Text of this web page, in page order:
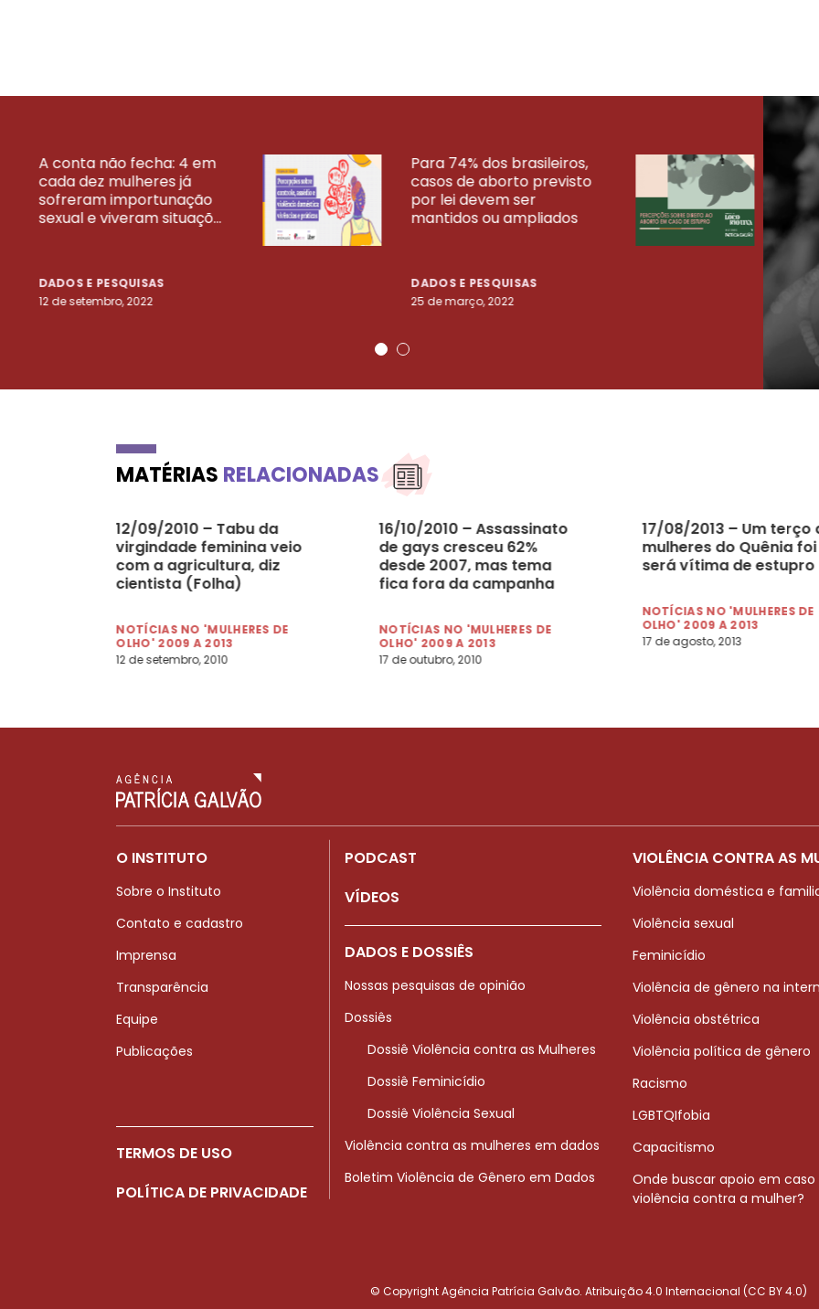
A conta não fecha: 4 em
cada dez mulheres já
sofreram importunação
sexual e viveram situaçõ...
DADOS E PESQUISAS
12 de setembro, 2022
Para 74% dos brasileiros,
casos de aborto previsto
por lei devem ser
mantidos ou ampliados
DADOS E PESQUISAS
25 de março, 2022
23
VEJA MAIS PESQUISAS
MATÉRIAS RELACIONADAS
12/09/2010 – Tabu da
virgindade feminina veio
com a agricultura, diz
cientista (Folha)
NOTÍCIAS NO 'MULHERES DE
OLHO' 2009 A 2013
12 de setembro, 2010
16/10/2010 – Assassinato
de gays cresceu 62%
desde 2007, mas tema
fica fora da campanha
NOTÍCIAS NO 'MULHERES DE
OLHO' 2009 A 2013
17 de outubro, 2010
17/08/2013 – Um terço
mulheres do Quênia
será vítima de estupro
NOTÍCIAS NO 'MULHERES DE
OLHO' 2009 A 2013
17 de agosto, 2013
O INSTITUTO
Sobre o Instituto
Contato e cadastro
Imprensa
Transparência
Equipe
Publicações
TERMOS DE USO
POLÍTICA DE PRIVACIDADE
PODCAST
VÍDEOS
DADOS E DOSSIÊS
Nossas pesquisas de opinião
Dossiês
Dossiê Violência contra as Mulheres
Dossiê Feminicídio
Dossiê Violência Sexual
Violência contra as mulheres em dados
Boletim Violência de Gênero em Dados
VIOLÊNCIA CONTRA AS
Violência doméstica e
Violência sexual
Feminicídio
Violência de gênero na
Violência obstétrica
Violência política de gênero
Racismo
LGBTQIfobia
Capacitismo
Onde buscar apoio em caso
violência contra a mulher?
© Copyright Agência Patrícia Galvão. Atribuição 4.0 Internacional (CC BY 4.0)